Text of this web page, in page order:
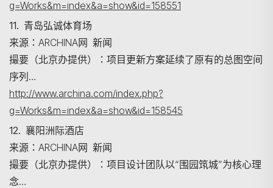
g=Works&m=index&a=show&id=158551
11. 青岛弘诚体育场
来源：ARCHINA网 新闻
撮要（北京办提供）：项目更新方案延续了原有的总图空间
序列…
http://www.archina.com/index.php?
g=Works&m=index&a=show&id=158545
12. 襄阳洲际酒店
来源：ARCHINA网 新闻
撮要（北京办提供）：项目设计团队以“围园筑城”为核心理
念…